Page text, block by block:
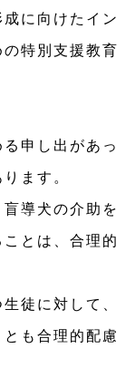
に向けたイン
特別支援教育
申し出があっ
ます。
導犬の介助を
とは、合理的
徒に対して、
も合理的配慮